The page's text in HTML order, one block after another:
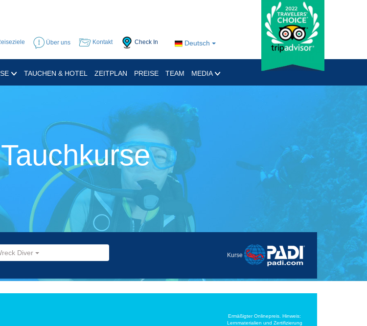
Deutsch
Über uns Kontakt Check In
TAUCHEN & HOTEL ZEITPLAN PREISE TEAM MEDIA
Diver Kurse
Ermäßigter Onlinepreis. Hinweis:
Lernmaterialien und Zertifizierung